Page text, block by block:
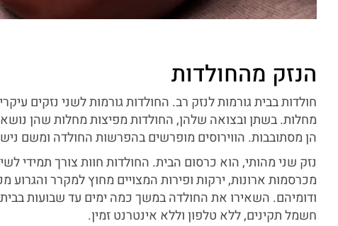
הנזק מהחולדות
חולדות בבית גורמות לנזק רב. החולדות גורמות לשני נזקים
מחלות. בשתן ובצואה שלהן, החולדות מפיצות מחלות שהן
הן מסתובבות. הווירוסים מופרשים בהפרשות החולדה ומשם
נזק שני מהותי, הוא כרסום הבית. החולדות חוות צורך תמידי
מכרסמות ארונות, ירקות ופירות המצויים מחוץ למקרר והגרוע
ודומיהם. השאירו את החולדה במשך כמה ימים עד שבועות
חשמל תקינים, ללא טלפון וללא אינטרנט זמין.